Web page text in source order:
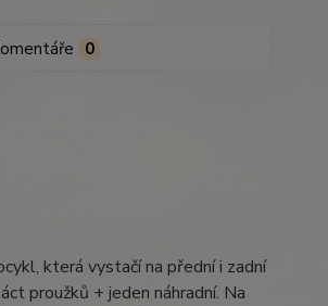
0
která vystačí na přední i zadní
proužků + jeden náhradní. Na